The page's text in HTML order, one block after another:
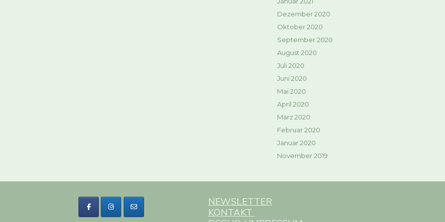
Dezember 2020
Oktober 2020
September 2020
August 2020
Juli 2020
Juni 2020
Mai 2020
April 2020
März 2020
Februar 2020
Januar 2020
November 2019
NEWSLETTER
KONTAKT